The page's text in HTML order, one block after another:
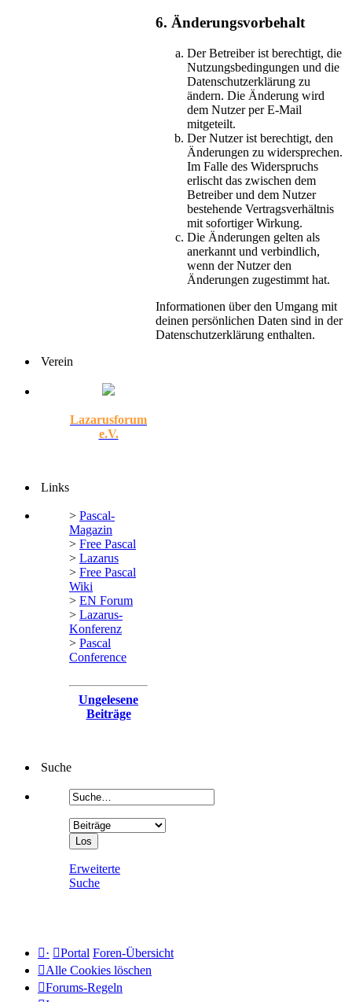
6. Änderungsvorbehalt
Der Betreiber ist berechtigt, die
Nutzungsbedingungen und die
Datenschutzerklärung zu
ändern. Die Änderung wird
dem Nutzer per E-Mail
mitgeteilt.
Der Nutzer ist berechtigt, den
Änderungen zu widersprechen.
Im Falle des Widerspruchs
erlischt das zwischen dem
Betreiber und dem Nutzer
bestehende Vertragsverhältnis
mit sofortiger Wirkung.
Die Änderungen gelten als
anerkannt und verbindlich,
wenn der Nutzer den
Änderungen zugestimmt hat.
Informationen über den Umgang mit
deinen persönlichen Daten sind in der
Datenschutzerklärung enthalten.
Verein
Lazarusforum
e.V.
Links
> Pascal-
Magazin
> Free Pascal
> Lazarus
> Free Pascal
Wiki
> EN Forum
> Lazarus-
Konferenz
> Pascal
Conference
Ungelesene
Beiträge
Suche
Erweiterte
Suche
· Portal Foren-Übersicht
Alle Cookies löschen
Forums-Regeln